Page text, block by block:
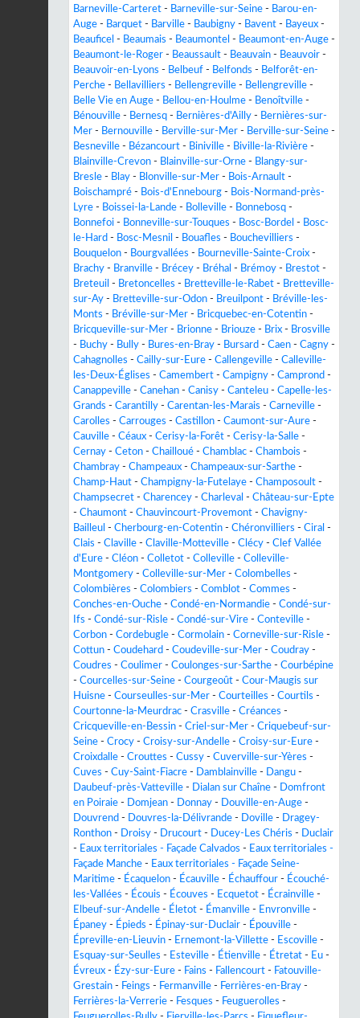
Barneville-Carteret - Barneville-sur-Seine - Barou-en-
Auge - Barquet - Barville - Baubigny - Bavent - Bayeux -
Beauficel - Beaumais - Beaumontel - Beaumont-en-Auge -
Beaumont-le-Roger - Beaussault - Beauvain - Beauvoir -
Beauvoir-en-Lyons - Belbeuf - Belfonds - Belforêt-en-
Perche - Bellavilliers - Bellengreville - Bellengreville -
Belle Vie en Auge - Bellou-en-Houlme - Benoîtville -
Bénouville - Bernesq - Bernières-d'Ailly - Bernières-sur-
Mer - Bernouville - Berville-sur-Mer - Berville-sur-Seine -
Besneville - Bézancourt - Biniville - Biville-la-Rivière -
Blainville-Crevon - Blainville-sur-Orne - Blangy-sur-
Bresle - Blay - Blonville-sur-Mer - Bois-Arnault -
Boischampré - Bois-d'Ennebourg - Bois-Normand-près-
Lyre - Boissei-la-Lande - Bolleville - Bonnebosq -
Bonnefoi - Bonneville-sur-Touques - Bosc-Bordel - Bosc-
le-Hard - Bosc-Mesnil - Bouafles - Bouchevilliers -
Bouquelon - Bourgvallées - Bourneville-Sainte-Croix -
Brachy - Branville - Brécey - Bréhal - Brémoy - Brestot -
Breteuil - Bretoncelles - Bretteville-le-Rabet - Bretteville-
sur-Ay - Bretteville-sur-Odon - Breuilpont - Bréville-les-
Monts - Bréville-sur-Mer - Bricquebec-en-Cotentin -
Bricqueville-sur-Mer - Brionne - Briouze - Brix - Brosville
- Buchy - Bully - Bures-en-Bray - Bursard - Caen - Cagny -
Cahagnolles - Cailly-sur-Eure - Callengeville - Calleville-
les-Deux-Églises - Camembert - Campigny - Camprond -
Canappeville - Canehan - Canisy - Canteleu - Capelle-les-
Grands - Carantilly - Carentan-les-Marais - Carneville -
Carolles - Carrouges - Castillon - Caumont-sur-Aure -
Cauville - Céaux - Cerisy-la-Forêt - Cerisy-la-Salle -
Cernay - Ceton - Chailloué - Chamblac - Chambois -
Chambray - Champeaux - Champeaux-sur-Sarthe -
Champ-Haut - Champigny-la-Futelaye - Champosoult -
Champsecret - Charencey - Charleval - Château-sur-Epte
- Chaumont - Chauvincourt-Provemont - Chavigny-
Bailleul - Cherbourg-en-Cotentin - Chéronvilliers - Ciral -
Clais - Claville - Claville-Motteville - Clécy - Clef Vallée
d'Eure - Cléon - Colletot - Colleville - Colleville-
Montgomery - Colleville-sur-Mer - Colombelles -
Colombières - Colombiers - Comblot - Commes -
Conches-en-Ouche - Condé-en-Normandie - Condé-sur-
Ifs - Condé-sur-Risle - Condé-sur-Vire - Conteville -
Corbon - Cordebugle - Cormolain - Corneville-sur-Risle -
Cottun - Coudehard - Coudeville-sur-Mer - Coudray -
Coudres - Coulimer - Coulonges-sur-Sarthe - Courbépine
- Courcelles-sur-Seine - Courgeoût - Cour-Maugis sur
Huisne - Courseulles-sur-Mer - Courteilles - Courtils -
Courtonne-la-Meurdrac - Crasville - Créances -
Cricqueville-en-Bessin - Criel-sur-Mer - Criquebeuf-sur-
Seine - Crocy - Croisy-sur-Andelle - Croisy-sur-Eure -
Croixdalle - Crouttes - Cussy - Cuverville-sur-Yères -
Cuves - Cuy-Saint-Fiacre - Damblainville - Dangu -
Daubeuf-près-Vatteville - Dialan sur Chaîne -
Domfront
en Poiraie - Domjean - Donnay - Douville-en-Auge -
Douvrend - Douvres-la-Délivrande - Doville -
Dragey-
Ronthon - Droisy - Drucourt - Ducey-Les Chéris -
Duclair
- Eaux territoriales - Façade Calvados - Eaux territoriales -
Façade Manche - Eaux territoriales - Façade Seine-
Maritime - Écaquelon - Écauville - Échauffour - Écouché-
les-Vallées - Écouis - Écouves - Ecquetot - Écrainville -
Elbeuf-sur-Andelle - Életot - Émanville - Envronville -
Épaney - Épieds - Épinay-sur-Duclair - Épouville -
Épreville-en-Lieuvin - Ernemont-la-Villette - Escoville -
Esquay-sur-Seulles - Esteville - Étienville - Étretat - Eu -
Évreux - Ézy-sur-Eure - Fains - Fallencourt - Fatouville-
Grestain - Feings - Fermanville - Ferrières-en-Bray -
Ferrières-la-Verrerie - Fesques - Feuguerolles -
Feuguerolles-Bully - Fierville-les-Parcs - Fiquefleur-